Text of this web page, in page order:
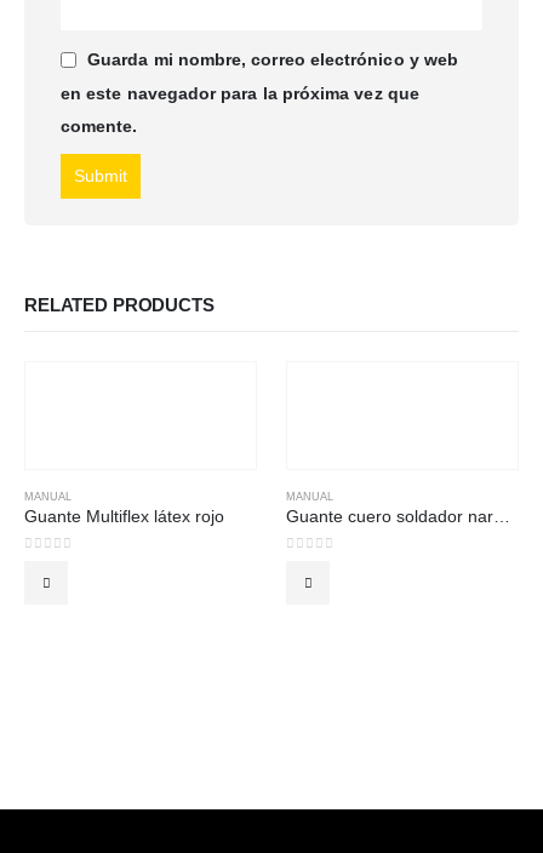
Guarda mi nombre, correo electrónico y web
en este navegador para la próxima vez que
comente.
RELATED PRODUCTS
MANUAL
Guante Multiflex látex rojo
MANUAL
Guante cuero soldador naranjo negro